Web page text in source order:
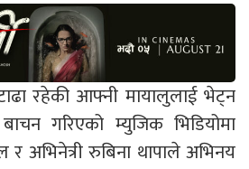
रहेकी आफ्नी मायालुलाई भेट्न
गरिएको म्युजिक भिडियोमा
अभिनेत्री रुबिना थापाले अभिनय